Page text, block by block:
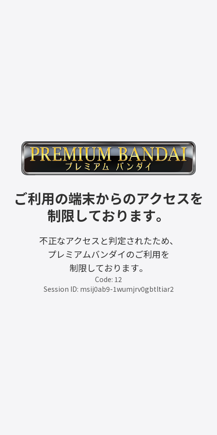
ご利用の端末からのアクセスを
制限しております。
不正なアクセスと判定されたため、
プレミアムバンダイのご利用を
制限しております。
Code: 12
Session ID: msij0ab9-1wumjrv0gbtltiar2